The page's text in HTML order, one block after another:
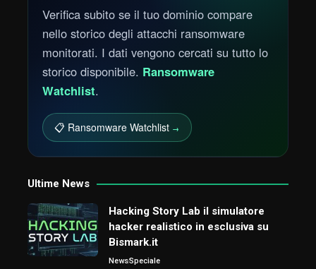
Verifica subito se il tuo dominio compare
nello storico degli attacchi ransomware
monitorati. I dati vengono cercati su tutto lo
storico disponibile. Ransomware
Watchlist.
📋 Ransomware Watchlist →
Ultime News
Hacking Story Lab il simulatore
hacker realistico in esclusiva su
Bismark.it
NewsSpeciale